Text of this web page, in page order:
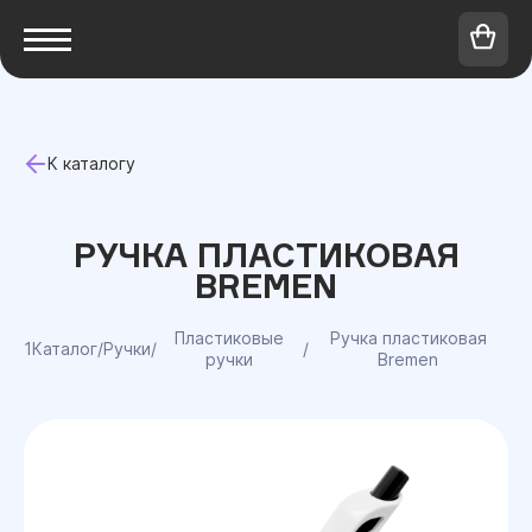
К каталогу
РУЧКА ПЛАСТИКОВАЯ
BREMEN
1Каталог/Ручки/
Пластиковые
ручки
/
Ручка пластиковая
Bremen